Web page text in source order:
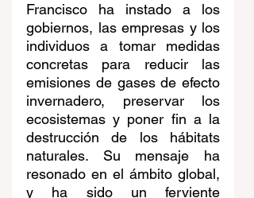
Francisco ha instado a los
gobiernos, las empresas y los
individuos a tomar medidas
concretas para reducir las
emisiones de gases de efecto
invernadero, preservar los
ecosistemas y poner fin a la
destrucción de los hábitats
naturales. Su mensaje ha
resonado en el ámbito global,
y ha sido un ferviente